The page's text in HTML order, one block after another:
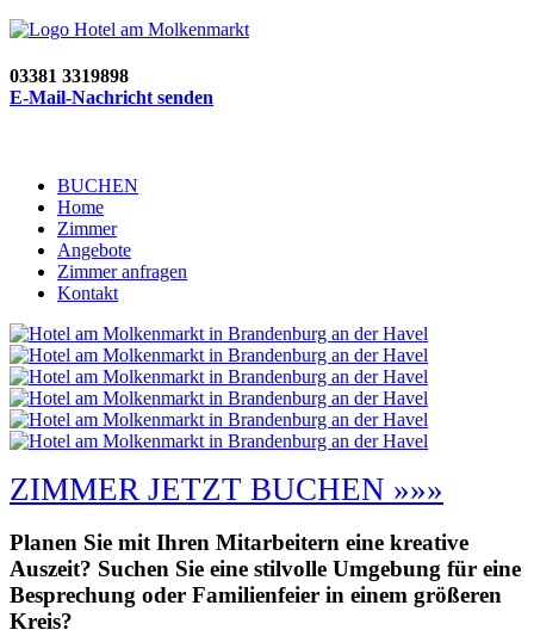
03381 3319898
E-Mail-Nachricht senden
BUCHEN
Home
Zimmer
Angebote
Zimmer anfragen
Kontakt
ZIMMER JETZT BUCHEN »»»
Planen Sie mit Ihren Mitarbeitern eine kreative
Auszeit? Suchen Sie eine stilvolle Umgebung für eine
Besprechung oder Familienfeier in einem größeren
Kreis?